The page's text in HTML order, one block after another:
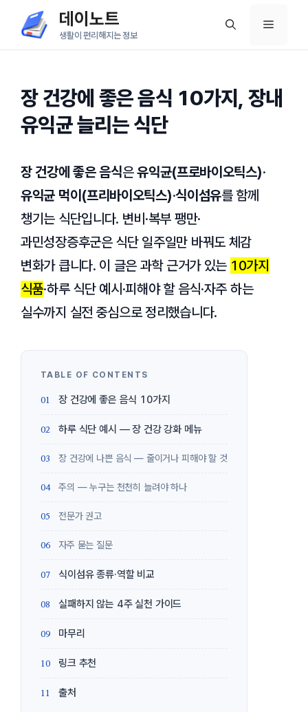
츠
데이노트
생활이 편리해지는 정보
메
장 건강에 좋은 음식 10가지, 장내
유익균 늘리는 식단
장 건강에 좋은 음식은유익균(프로바이오틱스)·
유익균 먹이(프리바이오틱스)·식이섬유를 함께
챙기는 식단입니다. 변비·복부 팽만·
과민성장증후군은 식단 일주일만 바꿔도 체감
변화가 큽니다. 이 글은 과학 근거가 있는 10가지
식품·하루 식단 예시·피해야 할 음식·자주 하는
실수까지 실전 중심으로 정리했습니다.
장 건강에 좋은 음식 10가지
하루 식단 예시 — 장 건강 강화 메뉴
장 건강에 나쁜 음식 — 줄이거나 피해야 할 것
주의 — 누구는 천천히 늘려야 하나
전문가 권고
자주 묻는 질문
식이섬유 종류·역할 비교
실패하지 않는 4주 실천 가이드
마무리
링크 추천
출처